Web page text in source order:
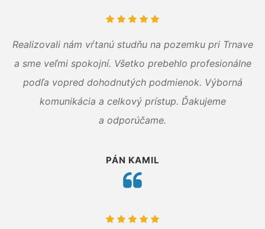
Realizovali nám vŕtanú studňu na pozemku pri Trnave
a sme veľmi spokojní. Všetko prebehlo profesionálne
podľa vopred dohodnutých podmienok. Výborná
komunikácia a celkový prístup. Ďakujeme
a odporúčame.
PÁN KAMIL